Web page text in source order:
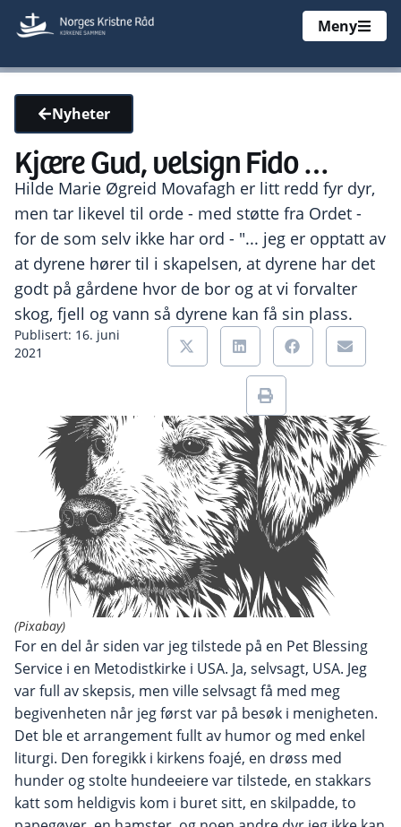
Meny
Nyheter
Kjære Gud, velsign Fido …
Hilde Marie Øgreid Movafagh er litt redd fyr dyr,
men tar likevel til orde - med støtte fra Ordet -
for de som selv ikke har ord - "... jeg er opptatt av
at dyrene hører til i skapelsen, at dyrene har det
godt på gårdene hvor de bor og at vi forvalter
skog, fjell og vann så dyrene kan få sin plass.
Publisert: 16. juni
2021
(Pixabay)
For en del år siden var jeg tilstede på en Pet Blessing
Service i en Metodistkirke i USA. Ja, selvsagt, USA. Jeg
var full av skepsis, men ville selvsagt få med meg
begivenheten når jeg først var på besøk i menigheten.
Det ble et arrangement fullt av humor og med enkel
liturgi. Den foregikk i kirkens foajé, en drøss med
hunder og stolte hundeeiere var tilstede, en stakkars
katt som heldigvis kom i buret sitt, en skilpadde, to